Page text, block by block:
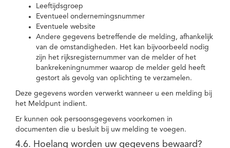
Leeftijdsgroep
Eventueel ondernemingsnummer
Eventuele website
Andere gegevens betreffende de melding, afhankelijk
van de omstandigheden. Het kan bijvoorbeeld nodig
zijn het rijksregisternummer van de melder of het
bankrekeningnummer waarop de melder geld heeft
gestort als gevolg van oplichting te verzamelen.
Deze gegevens worden verwerkt wanneer u een melding bij
het Meldpunt indient.
Er kunnen ook persoonsgegevens voorkomen in
documenten die u besluit bij uw melding te voegen.
4.6. Hoelang worden uw gegevens bewaard?